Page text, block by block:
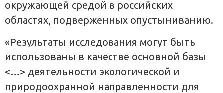
окружающей средой в российских
областях, подверженных опустыниванию.
«Результаты исследования могут быть
использованы в качестве основной базы
<…> деятельности экологической и
природоохранной направленности для